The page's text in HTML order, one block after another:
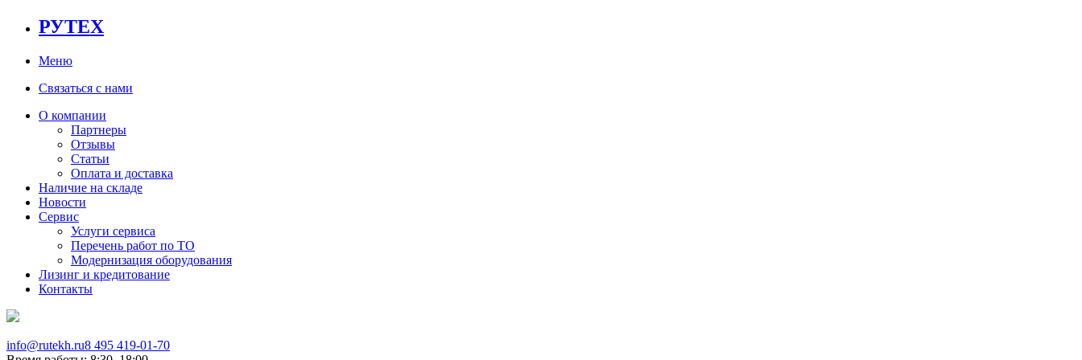
РУТЕХ
Меню
Связаться с нами
О компании
Партнеры
Отзывы
Статьи
Оплата и доставка
Наличие на складе
Новости
Сервис
Услуги сервиса
Перечень работ по ТО
Модернизация оборудования
Лизинг и кредитование
Контакты
info@rutekh.ru8 495 419-01-70